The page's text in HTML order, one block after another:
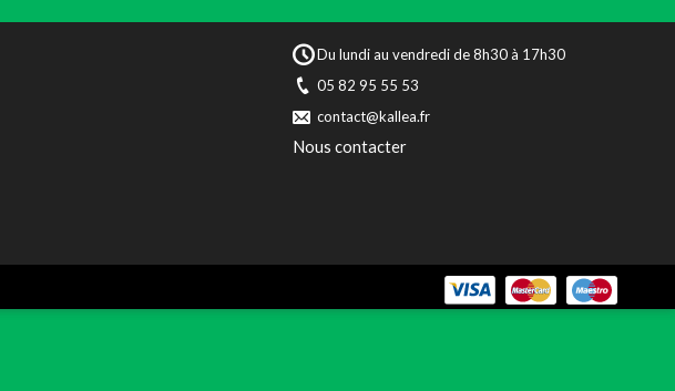
Du lundi au vendredi de 8h30 à 17h30
05 82 95 55 53
contact@kallea.fr
Nous contacter